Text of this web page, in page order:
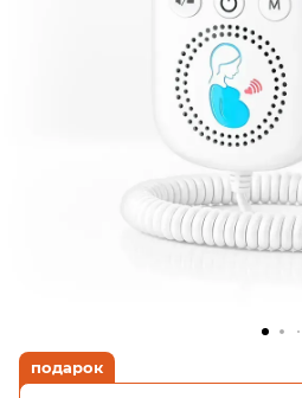
подарок